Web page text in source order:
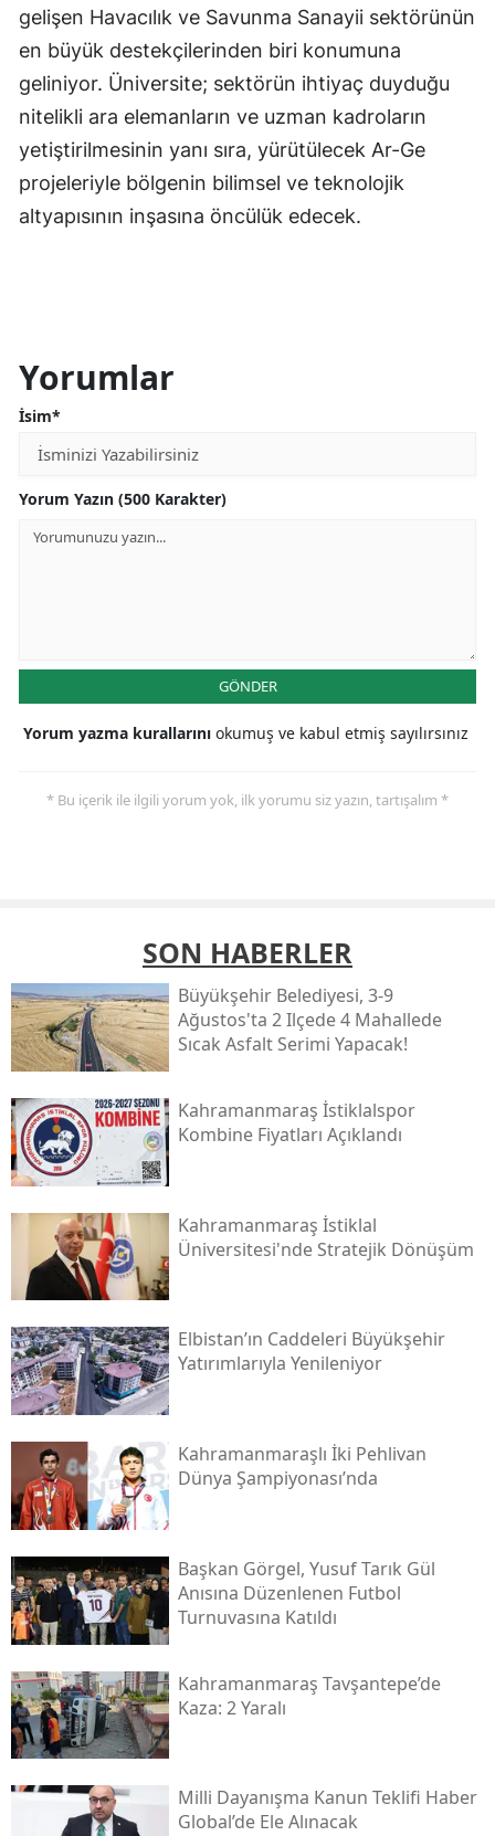
gelişen Havacılık ve Savunma Sanayii sektörünün
en büyük destekçilerinden biri konumuna
geliniyor. Üniversite; sektörün ihtiyaç duyduğu
nitelikli ara elemanların ve uzman kadroların
yetiştirilmesinin yanı sıra, yürütülecek Ar-Ge
projeleriyle bölgenin bilimsel ve teknolojik
altyapısının inşasına öncülük edecek.
Yorumlar
İsim*
Yorum Yazın (500 Karakter)
GÖNDER
Yorum yazma kurallarını okumuş ve kabul etmiş sayılırsınız
* Bu içerik ile ilgili yorum yok, ilk yorumu siz yazın, tartışalım *
SON HABERLER
Büyükşehir Belediyesi, 3-9
Ağustos'ta 2 Ilçede 4 Mahallede
Sıcak Asfalt Serimi Yapacak!
Kahramanmaraş İstiklalspor
Kombine Fiyatları Açıklandı
Kahramanmaraş İstiklal
Üniversitesi'nde Stratejik Dönüşüm
Elbistan’ın Caddeleri Büyükşehir
Yatırımlarıyla Yenileniyor
Kahramanmaraşlı İki Pehlivan
Dünya Şampiyonası’nda
Başkan Görgel, Yusuf Tarık Gül
Anısına Düzenlenen Futbol
Turnuvasına Katıldı
Kahramanmaraş Tavşantepe’de
Kaza: 2 Yaralı
Milli Dayanışma Kanun Teklifi Haber
Global’de Ele Alınacak